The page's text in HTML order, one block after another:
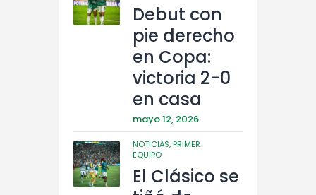
Debut con
pie derecho
en Copa:
victoria 2-0
en casa
mayo 12, 2026
NOTICIAS,PRIMER
EQUIPO
El Clásico se